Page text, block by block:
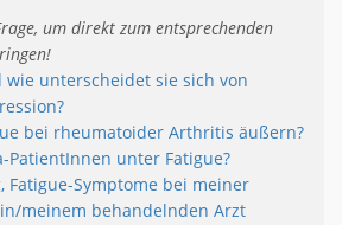
um direkt zum entsprechenden
wie unterscheidet sie sich von
bei rheumatoider Arthritis äußern?
PatientInnen unter Fatigue?
Fatigue-Symptome bei meiner
meinem behandelnden Arzt